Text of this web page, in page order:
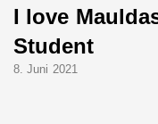
I love
Student
8. Juni 2021